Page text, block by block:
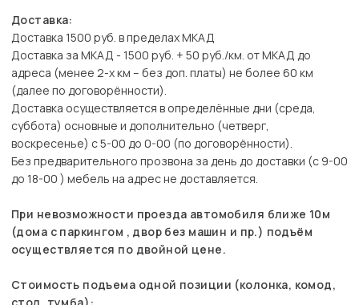
Доставка:
Доставка 1500 руб. в пределах МКАД
Доставка за МКАД - 1500 руб. + 50 руб./км. от МКАД до
адреса (менее 2-х км – без доп. платы) не более 60 км
(далее по договорённости).
Доставка осуществляется в определённые дни (среда,
суббота) основные и дополнительно (четверг,
воскресенье) с 5-00 до 0-00 (по договорённости).
Без предварительного прозвона за день до доставки (с 9-00
до 18-00 ) мебель на адрес не доставляется.
При невозможности проезда автомобиля ближе 10м
(дома с паркингом , двор без машин и пр.) подъём
осуществляется по двойной цене.
Стоимость подъема одной позиции (колонка, комод,